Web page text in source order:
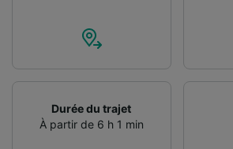
Durée du trajet
À partir de 6 h 1 min